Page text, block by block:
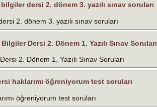
dersi 2. dönem 3. yazılı sınav soruları
2. dönem 3. yazılı sınav soruları
Dersi 2. Dönem 1. Yazılı Sınav Soruları
2. Dönem 1. Yazılı Sınav Soruları
haklarımı öğreniyorum test soruları
öğreniyorum test soruları